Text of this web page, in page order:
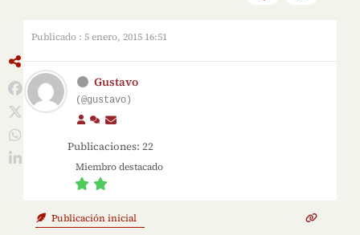
Publicado : 5 enero, 2015 16:51
Gustavo
(@gustavo)
Publicaciones: 22
Miembro destacado
Publicación inicial